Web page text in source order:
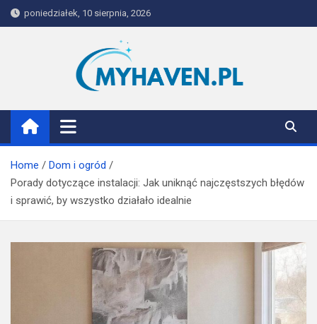
Skip
to
poniedziałek, 10 sierpnia, 2026
Myhaven
Home
Dom i ogród
Porady dotyczące instalacji: Jak uniknąć najczęstszych błędów
i sprawić, by wszystko działało idealnie